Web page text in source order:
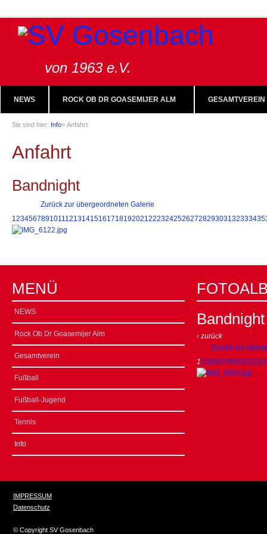
von 1963 e.V.
NEWS ROCK OB DR GOASEMIJER ALM GESAMTVEREIN
Sie sind hier: Info» Anfahrt
Anfahrt
Bandnight
Zurück zur übergeordneten Galerie
1234567891011121314151617181920212223242526272829303132333435
MENÜ
NEWS
Rock Ob Dr Goasemijer Alm
Gesamtverein
Fußball
Fußball-Jugend
Tennis
Info
Bandnight
‹ zurück
Zurück zur
12345678910111213
IMPRESSUM
Datenschutz
© Copyright SV Gosenbach